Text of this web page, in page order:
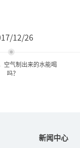
12/26
空气制出来的水能喝
吗？
新闻中心